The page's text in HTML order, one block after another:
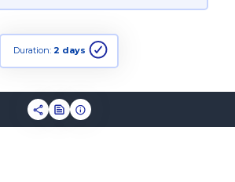
Duration: 2 days